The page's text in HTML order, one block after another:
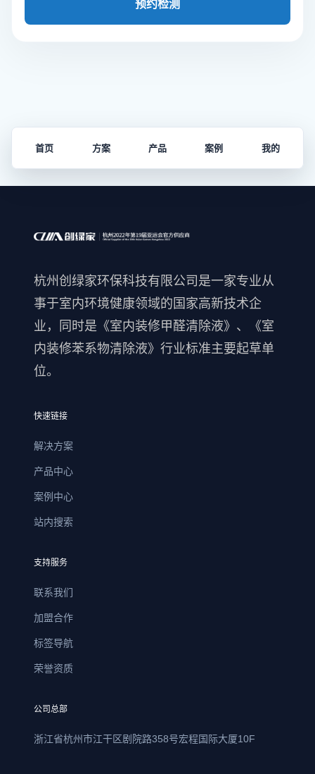
预约检测
首页 方案 产品 案例 我的
杭州创绿家环保科技有限公司是一家专业从
事于室内环境健康领域的国家高新技术企
业，同时是《室内装修甲醛清除液》、《室
内装修苯系物清除液》行业标准主要起草单
位。
快速链接
解决方案
产品中心
案例中心
站内搜索
支持服务
联系我们
加盟合作
标签导航
荣誉资质
公司总部
浙江省杭州市江干区剧院路358号宏程国际大厦10F